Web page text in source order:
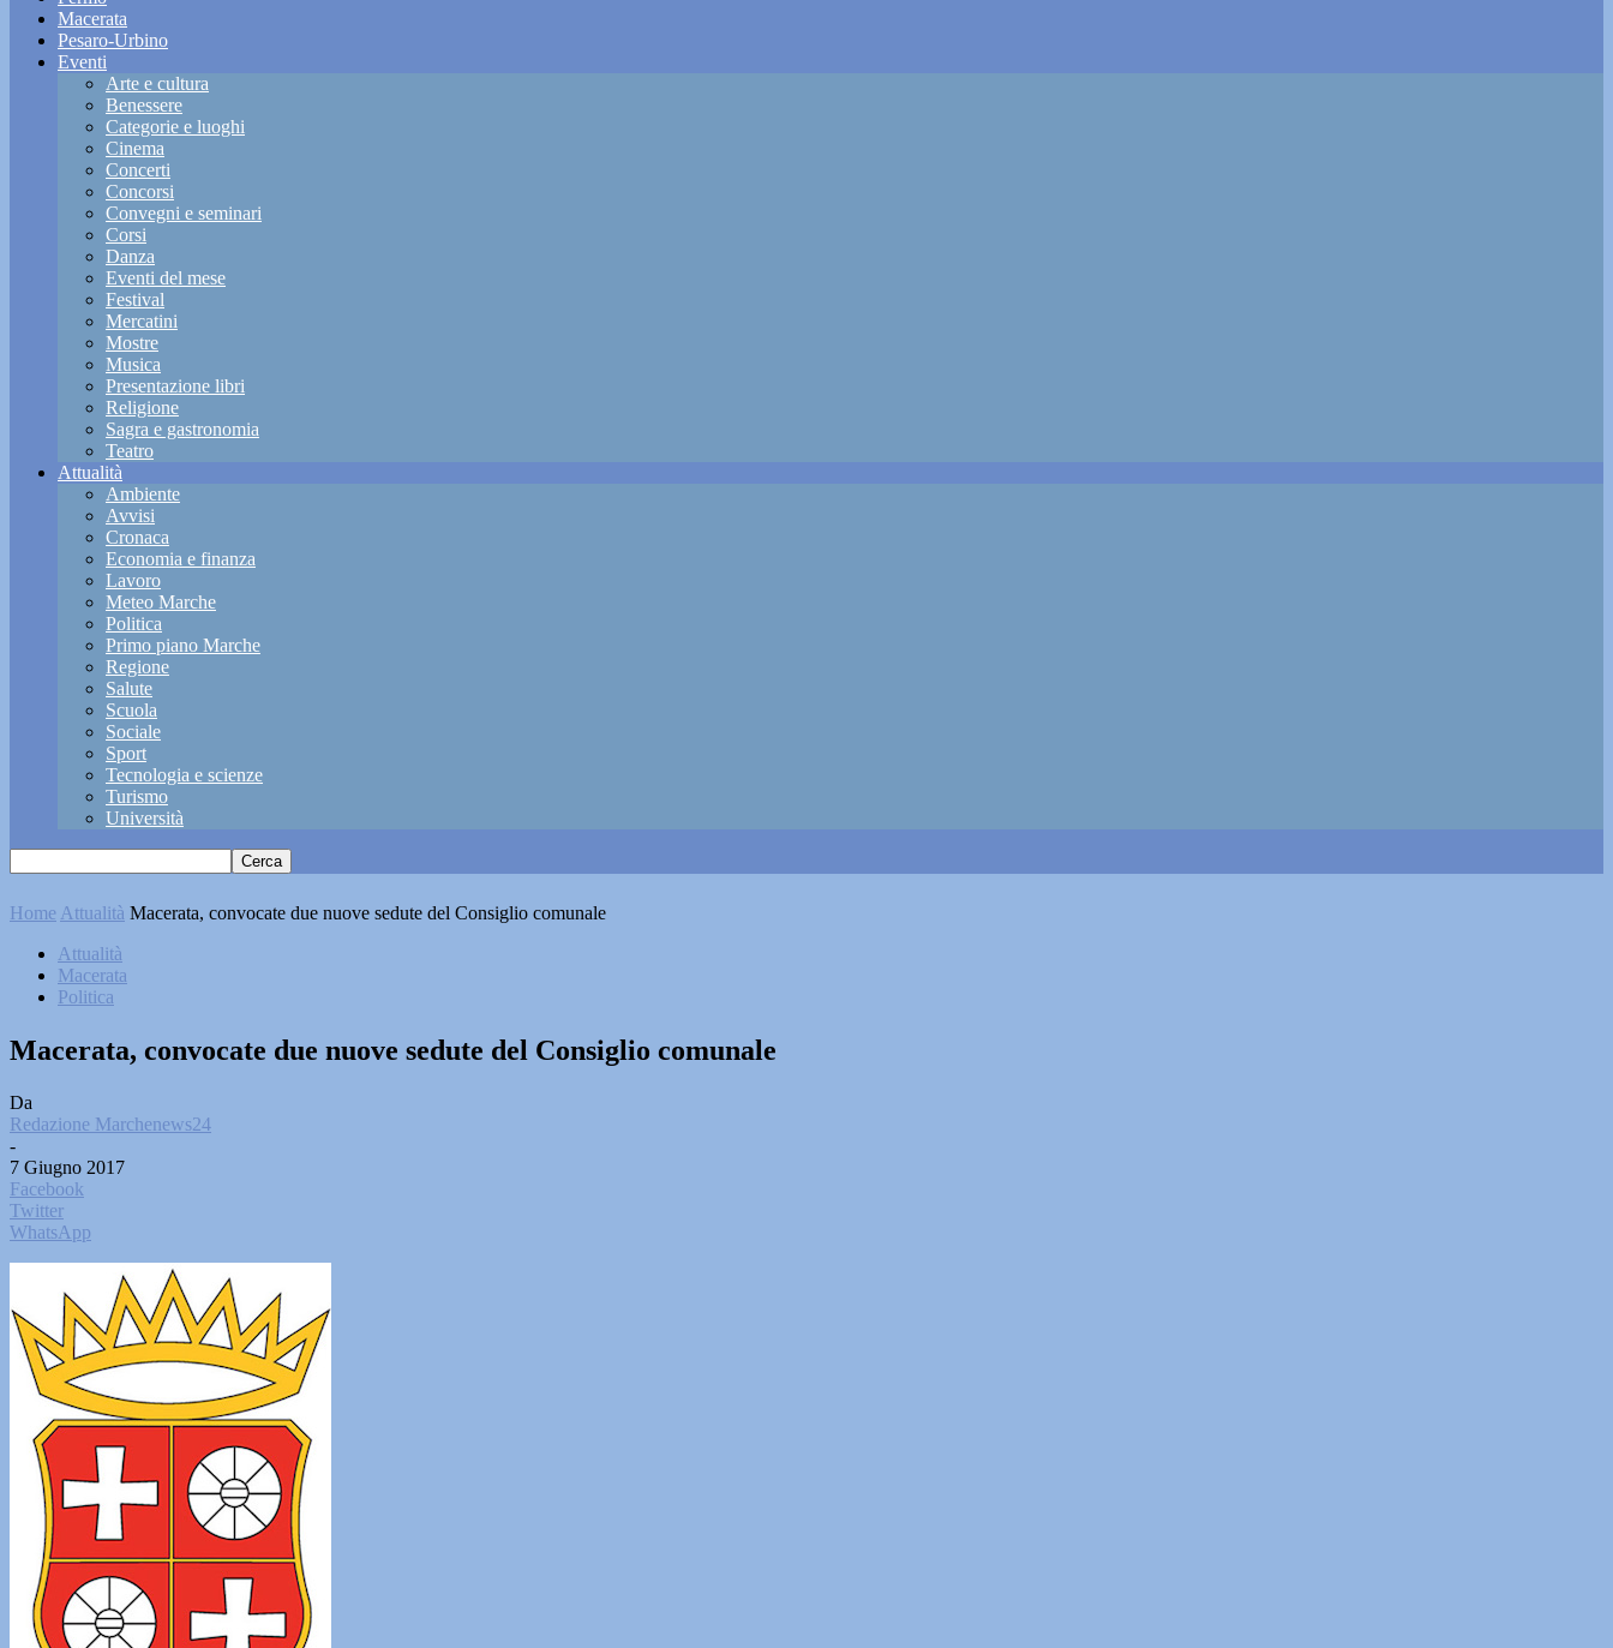
Macerata
Pesaro-Urbino
Eventi
Arte e cultura
Benessere
Categorie e luoghi
Cinema
Concerti
Concorsi
Convegni e seminari
Corsi
Danza
Eventi del mese
Festival
Mercatini
Mostre
Musica
Presentazione libri
Religione
Sagra e gastronomia
Teatro
Attualità
Ambiente
Avvisi
Cronaca
Economia e finanza
Lavoro
Meteo Marche
Politica
Primo piano Marche
Regione
Salute
Scuola
Sociale
Sport
Tecnologia e scienze
Turismo
Università
Home Attualità Macerata, convocate due nuove sedute del Consiglio comunale
Attualità
Macerata
Politica
Macerata, convocate due nuove sedute del Consiglio comunale
Da
Redazione Marchenews24
-
7 Giugno 2017
Facebook
Twitter
WhatsApp